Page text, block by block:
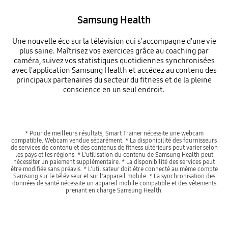
Samsung Health
Une nouvelle éco sur la télévision qui s'accompagne d'une vie
plus saine. Maîtrisez vos exercices grâce au coaching par
caméra, suivez vos statistiques quotidiennes synchronisées
avec l'application Samsung Health et accédez au contenu des
principaux partenaires du secteur du fitness et de la pleine
conscience en un seul endroit.
* Pour de meilleurs résultats, Smart Trainer nécessite une webcam
compatible. Webcam vendue séparément. * La disponibilité des fournisseurs
de services de contenu et des contenus de fitness ultérieurs peut varier selon
les pays et les régions. * L'utilisation du contenu de Samsung Health peut
nécessiter un paiement supplémentaire. * La disponibilité des services peut
être modifiée sans préavis. * L'utilisateur doit être connecté au même compte
Samsung sur le téléviseur et sur l'appareil mobile. * La synchronisation des
données de santé nécessite un appareil mobile compatible et des vêtements
prenant en charge Samsung Health.